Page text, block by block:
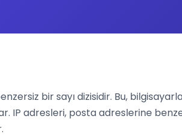
bir sayı dizisidir. Bu,
IP adresleri, posta adreslerine